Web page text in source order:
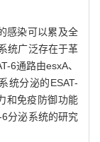
感染可以累及全
统广泛存在于革
6通路由esxA、
统分泌的ESAT-
和免疫防御功能
分泌系统的研究